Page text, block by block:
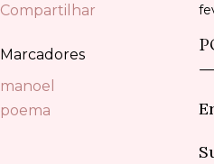
Compartilhar
Marcadores
manoel
poema